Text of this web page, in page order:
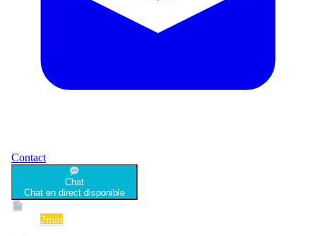
Contact
Chat
Chat en direct disponible
2min